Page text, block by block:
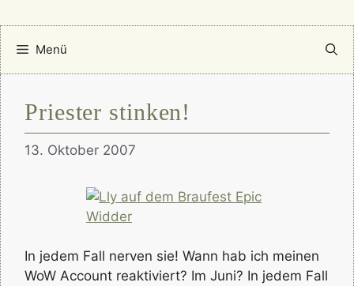
Menü
Priester stinken!
13. Oktober 2007
In jedem Fall nerven sie! Wann hab ich meinen
WoW Account reaktiviert? Im Juni? In jedem Fall